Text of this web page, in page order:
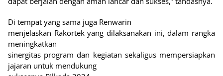
Di tempat yang sama juga Renwarin
menjelaskan Rakortek yang dilaksanakan ini, dalam rangka
meningkatkan
sinergitas program dan kegiatan sekaligus mempersiapkan
jajaran untuk mendukung